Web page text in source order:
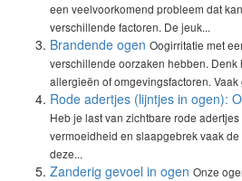
een veelvoorkomend probleem dat
verschillende factoren. De jeuk...
Brandende ogen Oogirritatie met
verschillende oorzaken hebben.
allergieën of omgevingsfactoren.
Rode adertjes (lijntjes in ogen):
Heb je last van zichtbare rode
vermoeidheid en slaapgebrek vaak
deze...
Zanderig gevoel in ogen Onze